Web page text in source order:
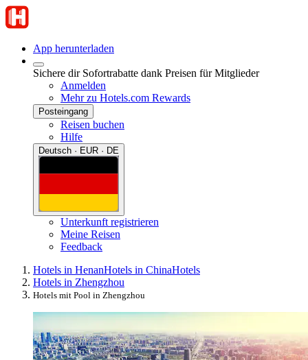
App herunterladen
Sichere dir Sofortrabatte dank Preisen für Mitglieder
Anmelden
Mehr zu Hotels.com Rewards
Posteingang
Reisen buchen
Hilfe
Deutsch · EUR · DE
Unterkunft registrieren
Meine Reisen
Feedback
Hotels in HenanHotels in ChinaHotels
Hotels in Zhengzhou
Hotels mit Pool in Zhengzhou